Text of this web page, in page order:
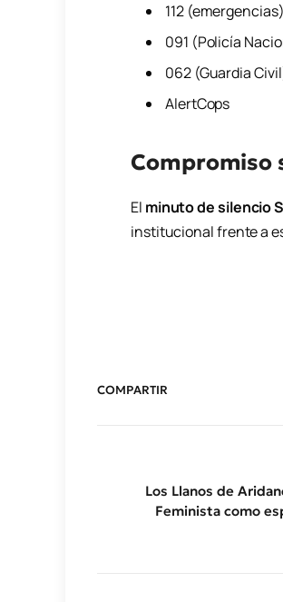
112 (emergencias)
091 (Policía
062 (Guardia
AlertCops
Compromiso
El minuto de silencio
institucional frente a
COMPARTIR
Los Llanos de
Feminista como